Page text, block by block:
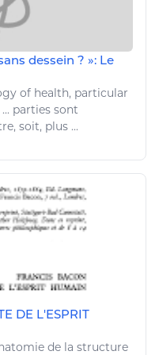
dessein ? »: Le
of health, particular
parties sont
, soit, plus ...
DE L'ESPRIT
de la structure